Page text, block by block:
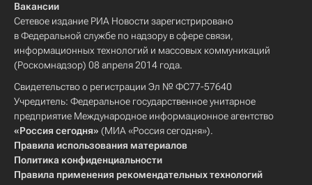
Вакансии
Сетевое издание РИА Новости зарегистрировано
в Федеральной службе по надзору в сфере связи,
информационных технологий и массовых коммуникаций
(Роскомнадзор) 08 апреля 2014 года.
Свидетельство о регистрации Эл № ФС77-57640
Учредитель: Федеральное государственное унитарное
предприятие Международное информационное агентство
«Россия сегодня» (МИА «Россия сегодня»).
Правила использования материалов
Политика конфиденциальности
Правила применения рекомендательных технологий